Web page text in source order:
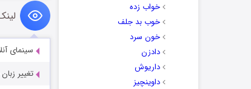
خواب زده
خوب بد جلف
خون سرد
دادزن
داریوش
داوینچیز
سینمای
تغییر